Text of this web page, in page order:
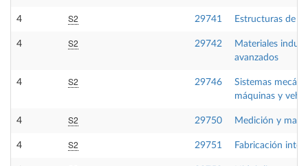
4 S2 29741 Estructuras de
4 S2 29742
Materiales
avanzados
4 S2 29746
Sistemas
máquinas y
4 S2 29750 Medición y
4 S2 29751 Fabricación